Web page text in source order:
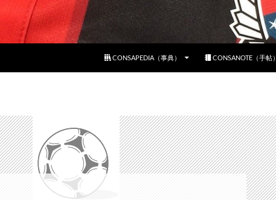
CONSAPEDIA（事典）
CONSANOTE（手帖）